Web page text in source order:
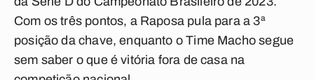
Com os três pontos, a Raposa pula para a 3ª
posição da chave, enquanto o Time Macho segue
sem saber o que é vitória fora de casa na